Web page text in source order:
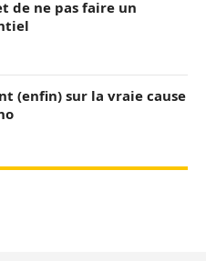
de ne pas faire un
(enfin) sur la vraie cause